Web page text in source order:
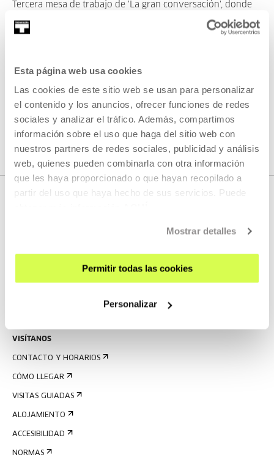
Esta página web usa cookies
Las cookies de este sitio web se usan para personalizar
el contenido y los anuncios, ofrecer funciones de redes
sociales y analizar el tráfico. Además, compartimos
información sobre el uso que haga del sitio web con
nuestros partners de redes sociales, publicidad y análisis
web, quienes pueden combinarla con otra información
que les haya proporcionado o que hayan recopilado a
partir del uso que haya hecho de sus servicios. Puede
Mostrar detalles
Permitir todas las cookies
Personalizar
Tercera mesa de trabajo de 'La gran conversación', donde
participaran Ainara Elgoibar, Amador Fernández Savater,
Juan Gorostidi, Juan Luis Moraza y Estibalitz Ezkerra.
VER TODOS LOS ARTISTAS Y CREADORES/AS
VISÍTANOS
CONTACTO Y HORARIOS
CÓMO LLEGAR
VISITAS GUIADAS
ALOJAMIENTO
ACCESIBILIDAD
NORMAS